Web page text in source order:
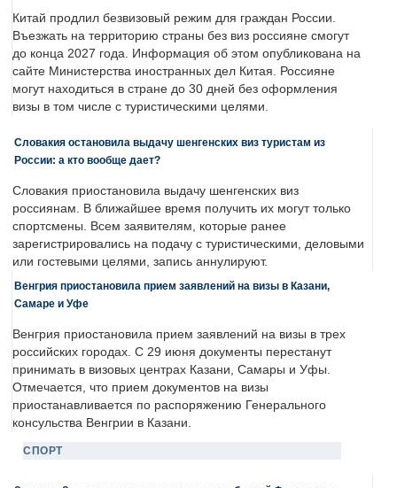
Китай продлил безвизовый режим для граждан России.
Въезжать на территорию страны без виз россияне смогут
до конца 2027 года. Информация об этом опубликована на
сайте Министерства иностранных дел Китая. Россияне
могут находиться в стране до 30 дней без оформления
визы в том числе с туристическими целями.
Словакия остановила выдачу шенгенских виз туристам из
России: а кто вообще дает?
Словакия приостановила выдачу шенгенских виз
россиянам. В ближайшее время получить их могут только
спортсмены. Всем заявителям, которые ранее
зарегистрировались на подачу с туристическими, деловыми
или гостевыми целями, запись аннулируют.
Венгрия приостановила прием заявлений на визы в Казани,
Самаре и Уфе
Венгрия приостановила прием заявлений на визы в трех
российских городах. С 29 июня документы перестанут
принимать в визовых центрах Казани, Самары и Уфы.
Отмечается, что прием документов на визы
приостанавливается по распоряжению Генерального
консульства Венгрии в Казани.
СПОРТ